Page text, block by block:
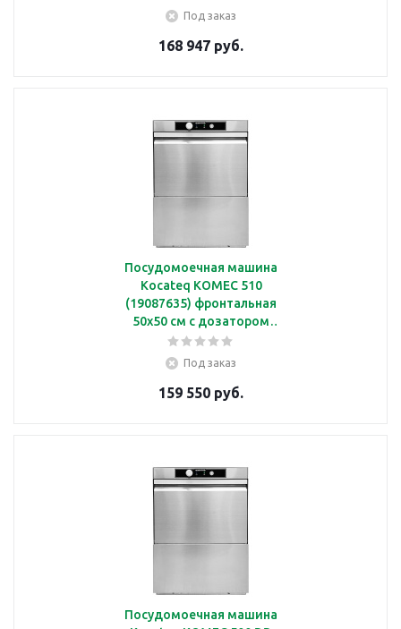
моющих средств, без
дренажной помпы
Под заказ
168 947 руб.
Посудомоечная машина
Kocateq KOMEC 510
(19087635) фронтальная
50х50 см с дозатором
ополаскивающих
средств, без дозатора
моющих средств, без
дренажной помпы
Под заказ
159 550 руб.
Посудомоечная машина